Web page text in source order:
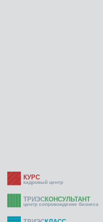
КУРС
кадровый центр
ТРИЭСКОНСУЛЬТАНТ
центр сопровождение бизнеса